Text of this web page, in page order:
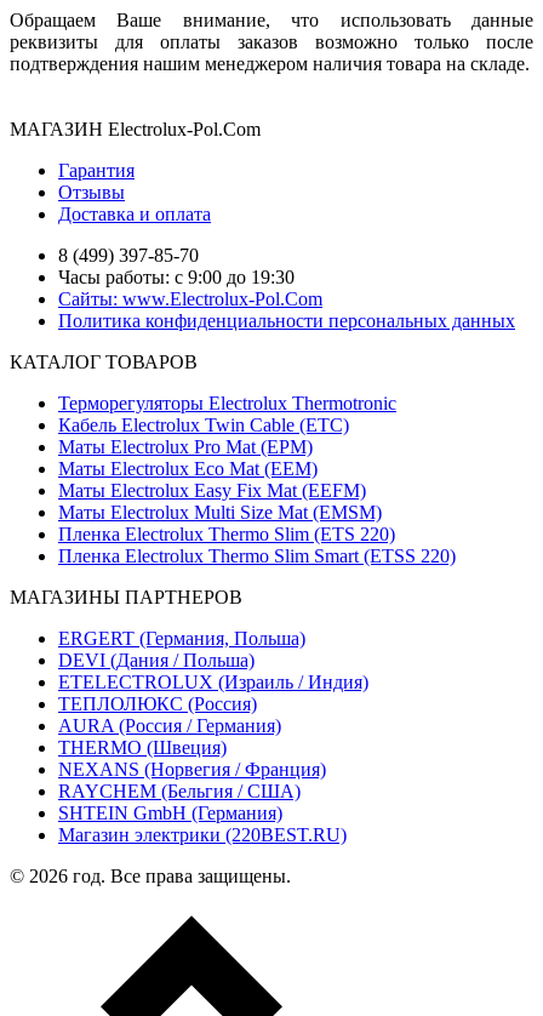
Обращаем Ваше внимание, что использовать данные
реквизиты для оплаты заказов возможно только после
подтверждения нашим менеджером наличия товара на складе.
МАГАЗИН Electrolux-Pol.Com
Гарантия
Отзывы
Доставка и оплата
8 (499) 397-85-70
Часы работы: с 9:00 до 19:30
Сайты: www.Electrolux-Pol.Com
Политика конфиденциальности персональных данных
КАТАЛОГ ТОВАРОВ
Терморегуляторы Electrolux Thermotronic
Кабель Electrolux Twin Cable (ETC)
Маты Electrolux Pro Mat (EPM)
Маты Electrolux Eco Mat (EЕM)
Маты Electrolux Easy Fix Mat (EEFM)
Маты Electrolux Multi Size Mat (EMSM)
Пленка Electrolux Thermo Slim (ETS 220)
Пленка Electrolux Thermo Slim Smart (ETSS 220)
МАГАЗИНЫ ПАРТНЕРОВ
ERGERT (Германия, Польша)
DEVI (Дания / Польша)
ETELECTROLUX (Израиль / Индия)
ТЕПЛОЛЮКС (Россия)
AURA (Россия / Германия)
THERMO (Швеция)
NEXANS (Норвегия / Франция)
RAYCHEM (Бельгия / США)
SHTEIN GmbH (Германия)
Магазин электрики (220BEST.RU)
© 2026 год. Все права защищены.